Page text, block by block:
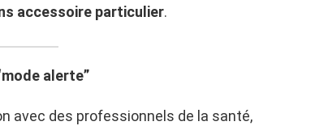
accessoire particulier.
alerte”
avec des professionnels de la santé,